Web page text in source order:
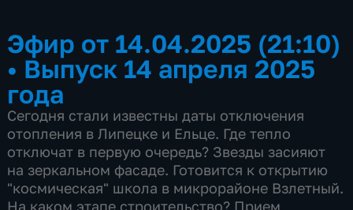
Эфир от 14.04.2025 (21:10)
• Выпуск 14 апреля 2025
года
Сегодня стали известны даты отключения
отопления в Липецке и Ельце. Где тепло
отключат в первую очередь? Звезды засияют
на зеркальном фасаде. Готовится к открытию
"космическая" школа в микрорайоне Взлетный.
На каком этапе строительство? Прием